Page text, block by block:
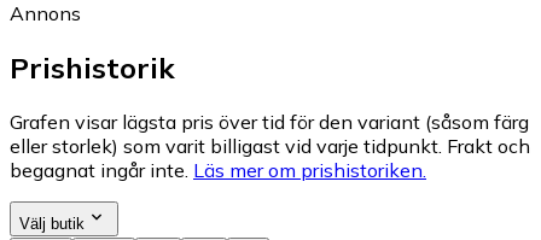
Annons
Prishistorik
Grafen visar lägsta pris över tid för den variant (såsom färg
eller storlek) som varit billigast vid varje tidpunkt. Frakt och
begagnat ingår inte. Läs mer om prishistoriken.
Välj butik